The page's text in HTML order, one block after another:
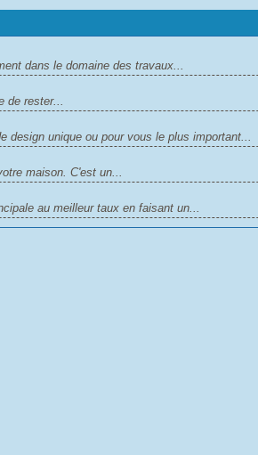
dans le domaine des travaux...
de rester...
design unique ou pour vous le plus important...
maison. C'est un...
au meilleur taux en faisant un...